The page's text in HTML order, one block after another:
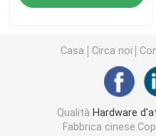
Maglia di connessione
Casa Circa noi
Qualità Hardware
Fabbrica